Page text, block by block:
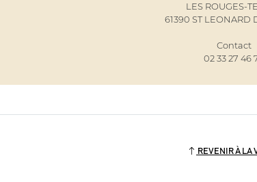
LES ROUGES-
61390 ST LEONARD
Contact
02 33 27 46
REVENIR À LA